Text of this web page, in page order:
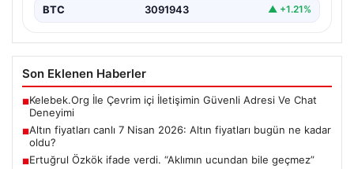
BTC 3091943 ▲ +1.21%
Son Eklenen Haberler
■Kelebek.Org İle Çevrim içi İletişimin Güvenli Adresi Ve Chat
Deneyimi
■Altın fiyatları canlı 7 Nisan 2026: Altın fiyatları bugün ne kadar
oldu?
■Ertuğrul Özkök ifade verdi. “Aklımın ucundan bile geçmez”